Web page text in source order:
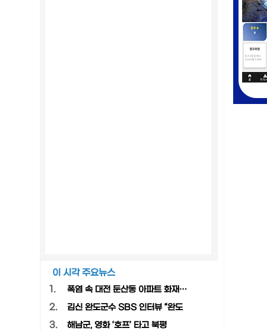
이 시각 주요뉴스
1.
폭염 속 대전 둔산동 아파트 화재…
2. 김신 완도군수 SBS 인터뷰 “완도
3. 해남군, 영화 ‘호프’ 타고 북평